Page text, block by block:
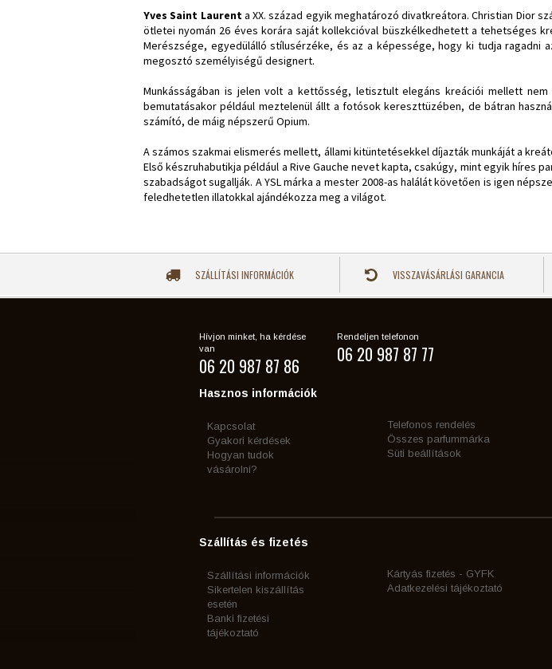
Yves Saint Laurenta XX. század egyik meghatározó divatkreátora. Christian Dior
ötletei nyomán 26 éves korára saját kollekcióval büszkélkedhetett a tehetséges
Merészsége, egyedülálló stílusérzéke, és az a képessége, hogy ki tudja
megosztó személyiségű designert.
Munkásságában is jelen volt a kettősség, letisztult elegáns kreációi mellett
bemutatásakor például meztelenül állt a fotósok kereszttüzében, de bátran
számító, de máig népszerű Opium.
A számos szakmai elismerés mellett, állami kitüntetésekkel díjazták munkáját a
Első készruhabutikja például a Rive Gauche nevet kapta, csakúgy, mint egyik híres
szabadságot sugallják. A YSL márka a mester 2008-as halálát követően is igen
feledhetetlen illatokkal ajándékozza meg a világot.
SZÁLLÍTÁSI INFORMÁCIÓK VISSZAVÁSÁRLÁSI GARANCIA
Hívjon minket, ha kérdése
van
06 20 987 87 86
Rendeljen telefonon
06 20 987 87 77
Hasznos információk
Kapcsolat
Gyakori kérdések
Hogyan tudok
vásárolni?
Telefonos rendelés
Összes parfummárka
Süti beállítások
Szállítás és fizetés
Szállítási információk
Sikertelen kiszállítás
esetén
Banki fizetési
tájékoztató
Kártyás fizetés - GYFK
Adatkezelési tájékoztató